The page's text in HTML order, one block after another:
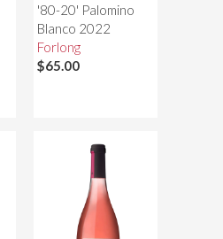
'80-20' Palomino
Blanco 2022
Forlong
$65.00